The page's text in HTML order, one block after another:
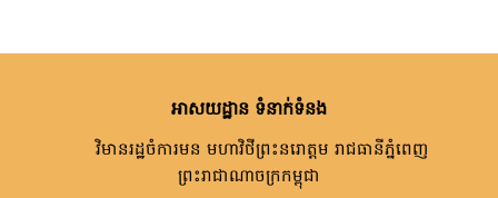
អាសយដ្ឋាន ទំនាក់ទំនង
វិមានរដ្ឋចំការមន មហាវិថីព្រះនរោត្តម រាជធានីភ្នំពេញ
ព្រះរាជាណាចក្រកម្ពុជា